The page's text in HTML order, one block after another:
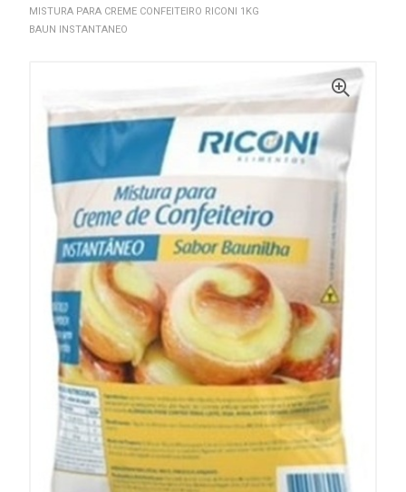
MISTURA PARA CREME CONFEITEIRO RICONI 1KG
BAUN INSTANTANEO